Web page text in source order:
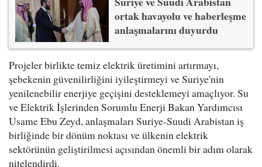
ortak havayolu ve haberleşme
anlaşmalarını duyurdu
Projeler birlikte temiz elektrik üretimini artırmayı,
şebekenin güvenilirliğini iyileştirmeyi ve Suriye'nin
yenilenebilir enerjiye geçişini desteklemeyi amaçlıyor. Su
ve Elektrik İşlerinden Sorumlu Enerji Bakan Yardımcısı
Usame Ebu Zeyd, anlaşmaları Suriye-Suudi Arabistan iş
birliğinde bir dönüm noktası ve ülkenin elektrik
sektörünün geliştirilmesi açısından önemli bir adım olarak
nitelendirdi.